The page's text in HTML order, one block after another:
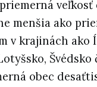
veľkosť
menšia ako
v krajinách ako
Švédsko
obec